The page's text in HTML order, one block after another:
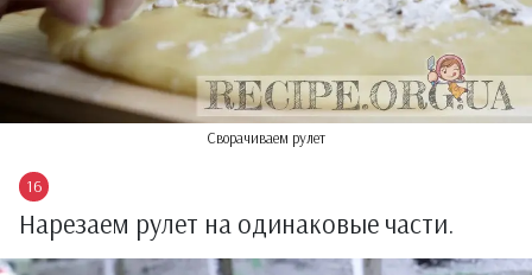
Сворачиваем рулет
Нарезаем рулет на одинаковые части.